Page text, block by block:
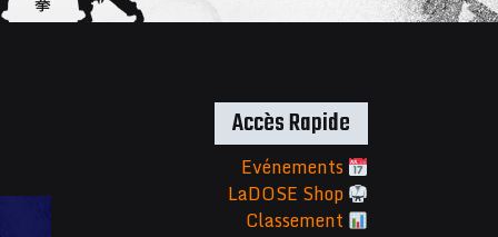
Accès Rapide
Evénements
LaDOSE Shop
Classement